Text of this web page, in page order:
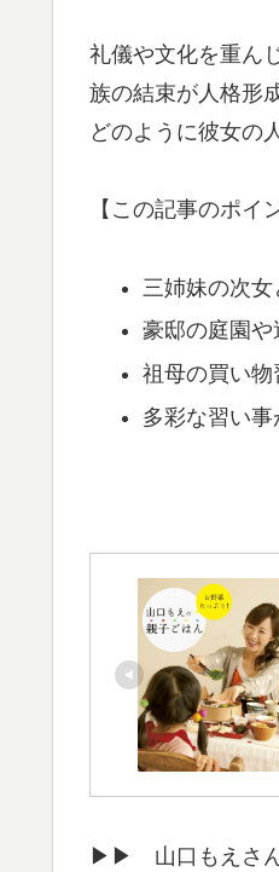
礼儀や文化を重ん
族の結束が人格形
どのように彼女の
【この記事のポイ
三姉妹の次
豪邸の庭園
祖母の買い
多彩な習い
▶▶ 山口もえさん